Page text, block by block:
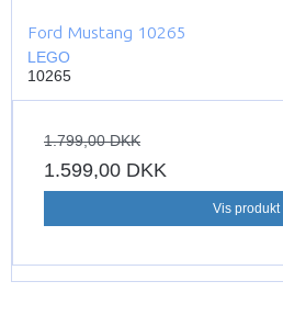
Ford Mustang 10265
LEGO
10265
1.799,00 DKK
1.599,00 DKK
Vis produkt